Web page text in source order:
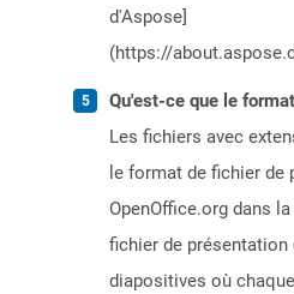
d'Aspose]
(https://
Qu'est-ce que le
Les fichiers avec
le format de fichier
OpenOffice.org dans
fichier de
diapositives où